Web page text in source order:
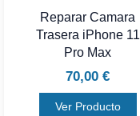
Reparar Camara
Trasera iPhone 11
Pro Max
70,00 €
Ver Producto